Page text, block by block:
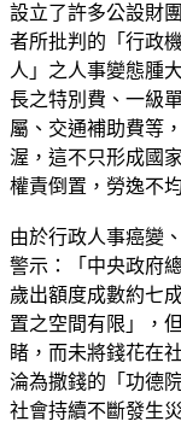
設立了許多公設財
者所批判的「行政
人」之人事變態腫
長之特別費、一級
屬、交通補助費等
渥，這不只形成國
權責倒置，勞逸不
由於行政人事癌變
警示：「中央政府
歲出額度成數約七
置之空間有限」，
睹，而未將錢花在
淪為撒錢的「功德
社會持續不斷發生